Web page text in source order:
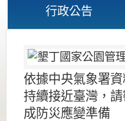
行政公告
依據中央氣象署
持續接近臺灣，
成防災應變準備